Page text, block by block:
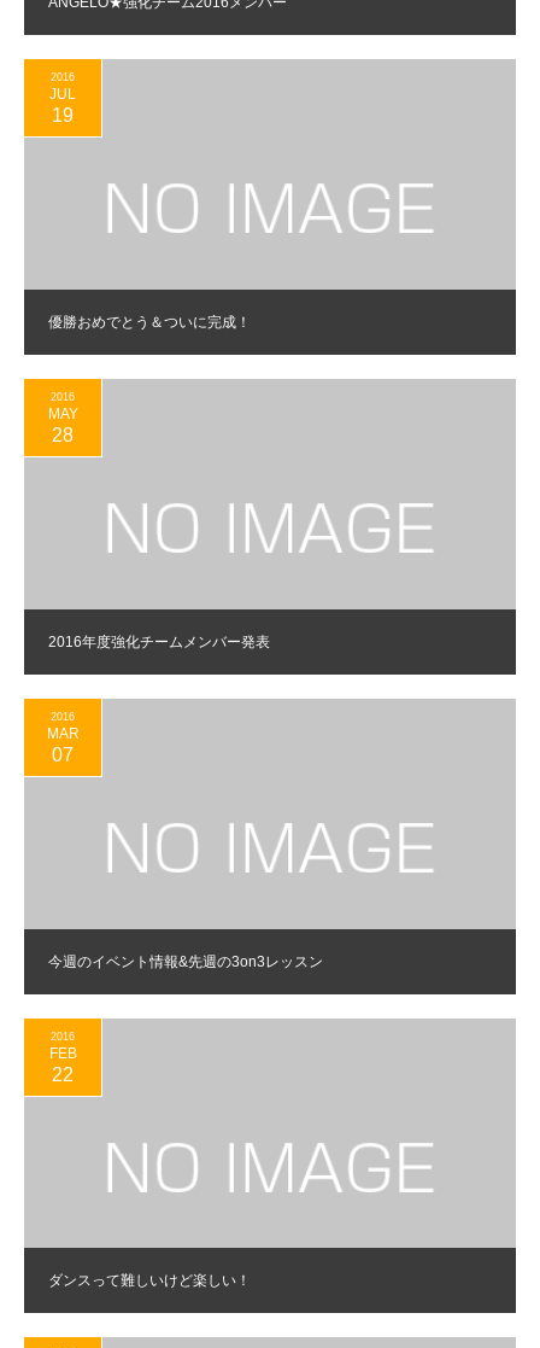
優勝おめでとう＆ついに完成！
2016
JUL
19
2016年度強化チームメンバー発表
2016
MAY
28
今週のイベント情報&先週の3on3レッスン
2016
MAR
07
ダンスって難しいけど楽しい！
2016
FEB
22